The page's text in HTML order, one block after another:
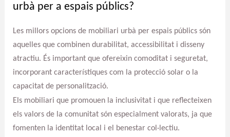
urbà per a espais públics?
Les millors opcions de mobiliari urbà per espais públics són
aquelles que combinen durabilitat, accessibilitat i disseny
atractiu. És important que ofereixin comoditat i seguretat,
incorporant característiques com la protecció solar o la
capacitat de personalització.
Els mobiliari que promouen la inclusivitat i que reflecteixen
els valors de la comunitat són especialment valorats, ja que
fomenten la identitat local i el benestar col·lectiu.